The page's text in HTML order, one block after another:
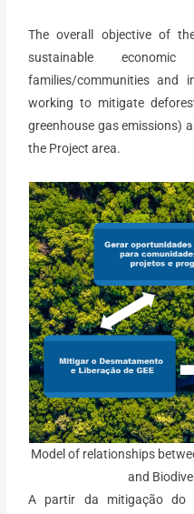
The overall objective of
sustainable
families/communities and
working to mitigate
greenhouse gas emissions)
the Project area.
Model of relationships
and
A partir da mitigação do